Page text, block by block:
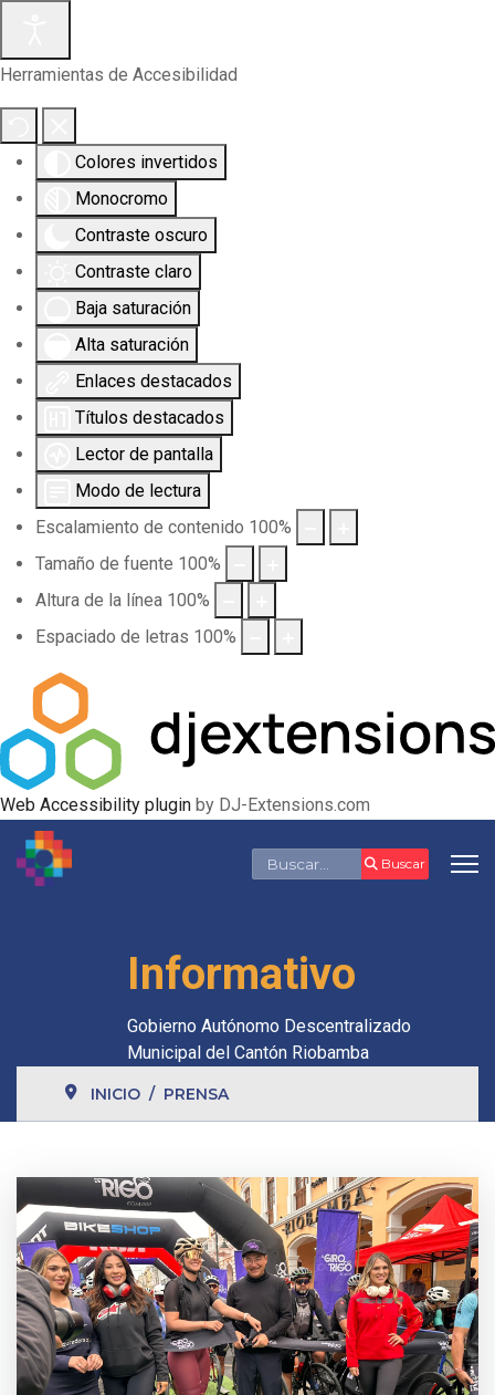
Herramientas de Accesibilidad
Colores invertidos
Monocromo
Contraste oscuro
Contraste claro
Baja saturación
Alta saturación
Enlaces destacados
Títulos destacados
Lector de pantalla
Modo de lectura
Escalamiento de contenido 100%
Tamaño de fuente 100%
Altura de la línea 100%
Espaciado de letras 100%
Web Accessibility plugin by DJ-Extensions.com
Buscar Buscar
Informativo
Gobierno Autónomo Descentralizado
Municipal del Cantón Riobamba
INICIO PRENSA